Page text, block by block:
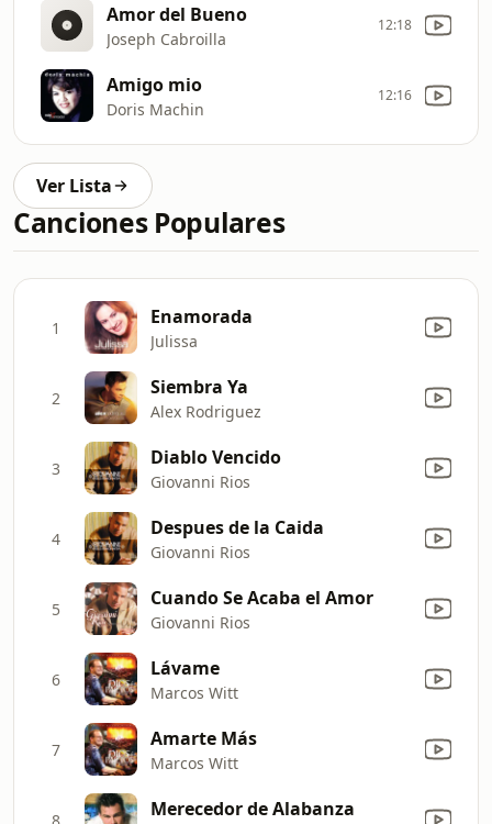
Amor del Bueno
Joseph Cabroilla
12:18
Amigo mio
Doris Machin
12:16
Ver Lista
Canciones Populares
1 Enamorada
Julissa
2 Siembra Ya
Alex Rodriguez
3 Diablo Vencido
Giovanni Rios
4 Despues de la Caida
Giovanni Rios
5 Cuando Se Acaba el Amor
Giovanni Rios
6 Lávame
Marcos Witt
7 Amarte Más
Marcos Witt
8 Merecedor de Alabanza